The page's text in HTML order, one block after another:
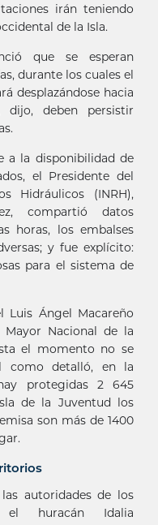
irán teniendo
de la Isla.
que se esperan
durante los cuales el
desplazándose hacia
dijo, deben persistir
a la disponibilidad de
el Presidente del
Hidráulicos (INRH),
compartió datos
horas, los embalses
y fue explícito:
para el sistema de
Ángel Macareño
Mayor Nacional de la
el momento no se
como detalló, en la
protegidas 2 645
de la Juventud los
son más de 1400
autoridades de los
el huracán Idalia